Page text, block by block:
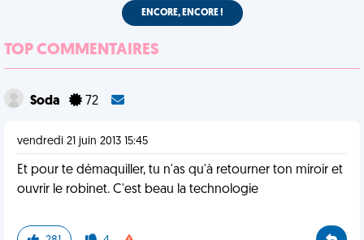
ENCORE, ENCORE !
TOP COMMENTAIRES
Soda 72
vendredi 21 juin 2013 15:45
Et pour te démaquiller, tu n'as qu'à retourner ton miroir et
ouvrir le robinet. C'est beau la technologie